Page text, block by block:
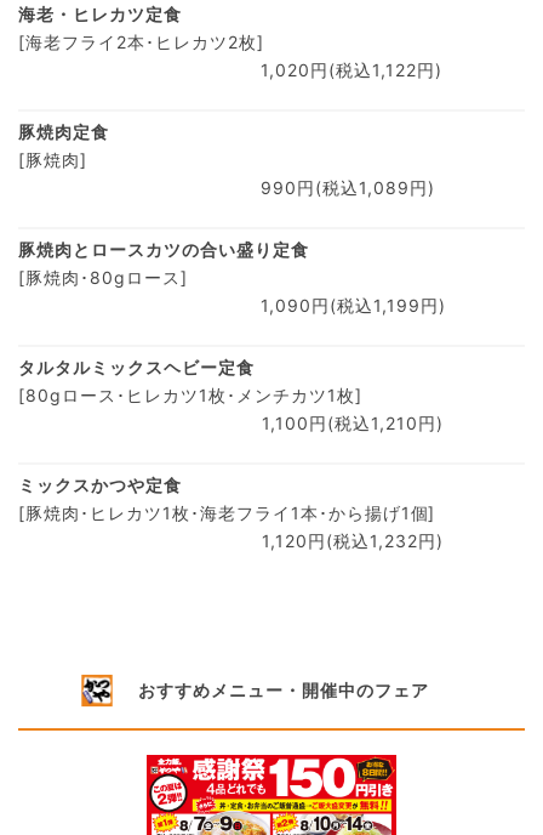
海老・ヒレカツ定食
[海老フライ2本･ヒレカツ2枚]
1,020円(税込1,122円)
豚焼肉定食
[豚焼肉]
990円(税込1,089円)
豚焼肉とロースカツの合い盛り定食
[豚焼肉･80gロース]
1,090円(税込1,199円)
タルタルミックスヘビー定食
[80gロース･ヒレカツ1枚･メンチカツ1枚]
1,100円(税込1,210円)
ミックスかつや定食
[豚焼肉･ヒレカツ1枚･海老フライ1本･から揚げ1個]
1,120円(税込1,232円)
おすすめメニュー・開催中のフェア